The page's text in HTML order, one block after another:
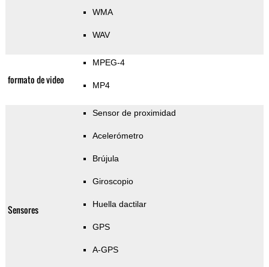
WMA
WAV
formato de video
MPEG-4
MP4
Sensores
Sensor de proximidad
Acelerómetro
Brújula
Giroscopio
Huella dactilar
GPS
A-GPS